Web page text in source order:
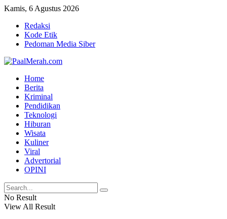
Kamis, 6 Agustus 2026
Redaksi
Kode Etik
Pedoman Media Siber
Home
Berita
Kriminal
Pendidikan
Teknologi
Hiburan
Wisata
Kuliner
Viral
Advertorial
OPINI
No Result
View All Result